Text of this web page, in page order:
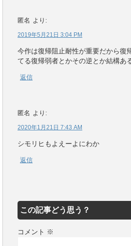
匿名 より:
2019年5月21日 3:04 PM
今作は復帰阻止耐性が重要だから復
てる復帰弱者とかその逆とか結構あ
返信
匿名 より:
2020年1月21日 7:43 AM
シモリヒもよえーよにわか
返信
この記事どう思う？
コメント ※